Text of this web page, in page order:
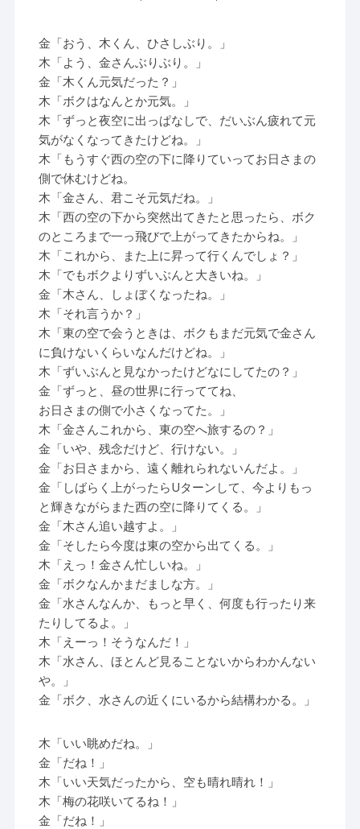
金「おう、木くん、ひさしぶり。」
木「よう、金さんぶりぶり。」
金「木くん元気だった？」
木「ボクはなんとか元気。」
木「ずっと夜空に出っぱなしで、だいぶん疲れて元
気がなくなってきたけどね。」
木「もうすぐ西の空の下に降りていってお日さまの
側で休むけどね。
木「金さん、君こそ元気だね。」
木「西の空の下から突然出てきたと思ったら、ボク
のところまで一っ飛びで上がってきたからね。」
木「これから、また上に昇って行くんでしょ？」
木「でもボクよりずいぶんと大きいね。」
金「木さん、しょぼくなったね。」
木「それ言うか？」
木「東の空で会うときは、ボクもまだ元気で金さん
に負けないくらいなんだけどね。」
木「ずいぶんと見なかったけどなにしてたの？」
金「ずっと、昼の世界に行っててね、
お日さまの側で小さくなってた。」
木「金さんこれから、東の空へ旅するの？」
金「いや、残念だけど、行けない。」
金「お日さまから、遠く離れられないんだよ。」
金「しばらく上がったらUターンして、今よりもっ
と輝きながらまた西の空に降りてくる。」
金「木さん追い越すよ。」
金「そしたら今度は東の空から出てくる。」
木「えっ！金さん忙しいね。」
金「ボクなんかまだましな方。」
金「水さんなんか、もっと早く、何度も行ったり来
たりしてるよ。」
木「えーっ！そうなんだ！」
木「水さん、ほとんど見ることないからわかんない
や。」
金「ボク、水さんの近くにいるから結構わかる。」
木「いい眺めだね。」
金「だね！」
木「いい天気だったから、空も晴れ晴れ！」
木「梅の花咲いてるね！」
金「だね！」